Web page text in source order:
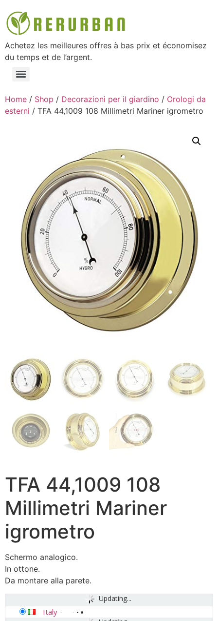
Achetez les meilleures offres à bas prix et économisez
du temps et de l’argent.
Home / Shop / Decorazioni per il giardino / Orologi da
esterni / TFA 44,1009 108 Millimetri Mariner igrometro
TFA 44,1009 108
Millimetri Mariner
igrometro
Schermo analogico.
In ottone.
Da montare alla parete.
Updating...
Italy -